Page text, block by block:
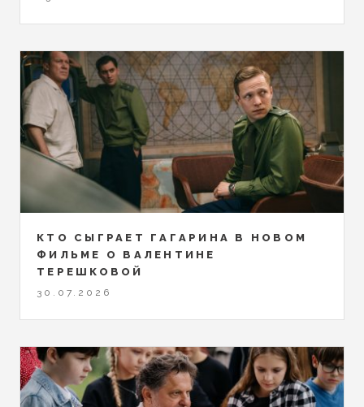
КТО СЫГРАЕТ ГАГАРИНА В НОВОМ
ФИЛЬМЕ О ВАЛЕНТИНЕ
ТЕРЕШКОВОЙ
30.07.2026